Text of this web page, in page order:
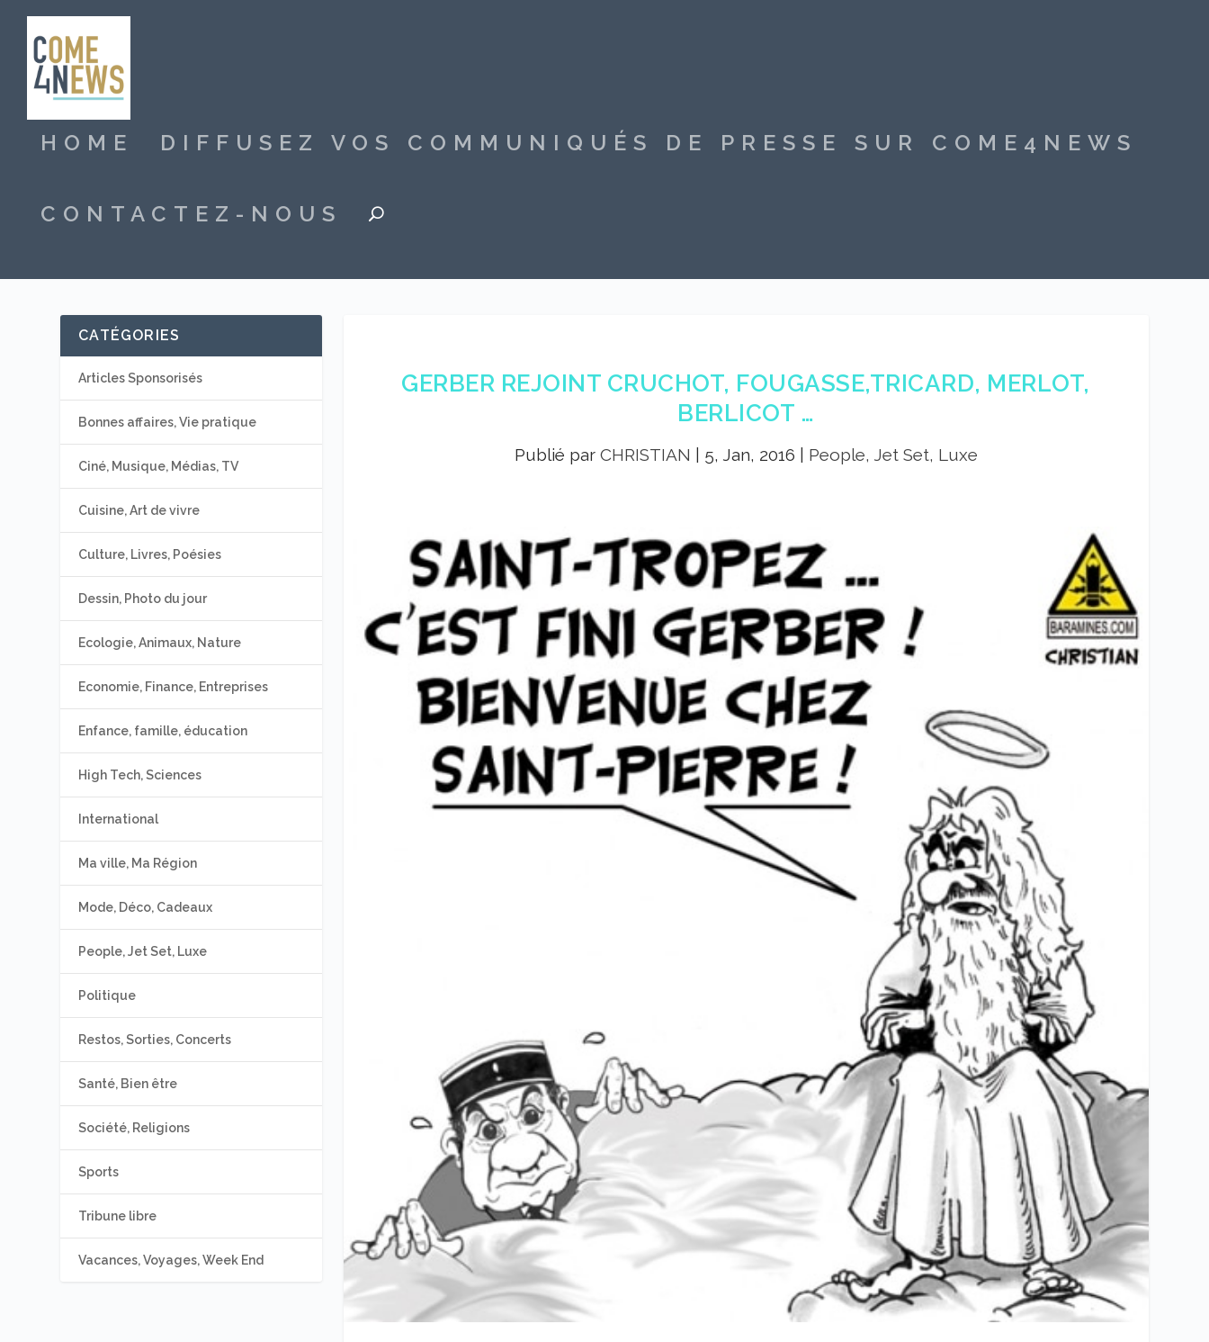
HOME DIFFUSEZ VOS COMMUNIQUÉS DE PRESSE SUR COME4NEWS
CONTACTEZ-NOUS
GERBER REJOINT CRUCHOT, FOUGASSE,TRICARD, MERLOT,
BERLICOT …
Publié par CHRISTIAN 5, Jan, 2016 People, Jet Set, Luxe
CATÉGORIES
Articles Sponsorisés
Bonnes affaires, Vie pratique
Ciné, Musique, Médias, TV
Cuisine, Art de vivre
Culture, Livres, Poésies
Dessin, Photo du jour
Ecologie, Animaux, Nature
Economie, Finance, Entreprises
Enfance, famille, éducation
High Tech, Sciences
International
Ma ville, Ma Région
Mode, Déco, Cadeaux
People, Jet Set, Luxe
Politique
Restos, Sorties, Concerts
Santé, Bien être
Société, Religions
Sports
Tribune libre
Vacances, Voyages, Week End